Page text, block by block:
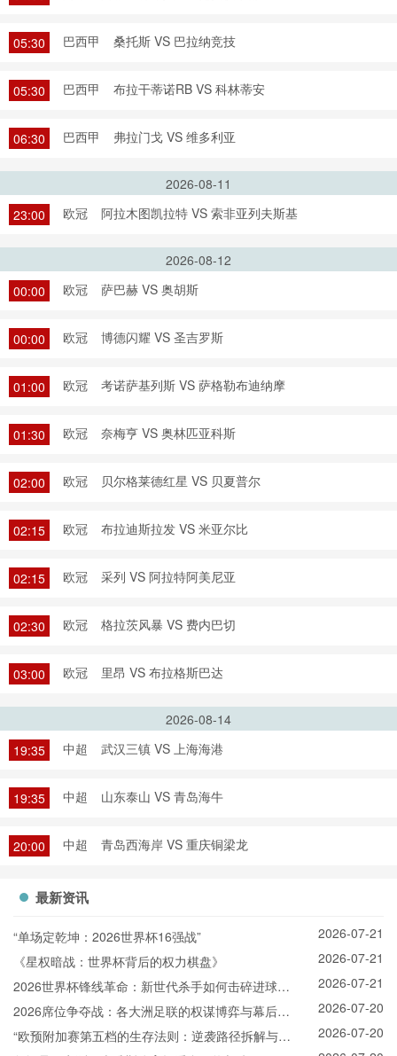
05:30 巴西甲 桑托斯 VS 巴拉纳竞技
05:30 巴西甲 布拉干蒂诺RB VS 科林蒂安
06:30 巴西甲 弗拉门戈 VS 维多利亚
2026-08-11
23:00
欧冠 阿拉木图凯拉特 VS 索非亚列夫斯基
2026-08-12
00:00
欧冠 萨巴赫 VS 奥胡斯
00:00 欧冠 博德闪耀 VS 圣吉罗斯
01:00 欧冠 考诺萨基列斯 VS 萨格勒布迪纳摩
01:30 欧冠 奈梅亨 VS 奥林匹亚科斯
02:00 欧冠 贝尔格莱德红星 VS 贝夏普尔
02:15 欧冠 布拉迪斯拉发 VS 米亚尔比
02:15 欧冠 采列 VS 阿拉特阿美尼亚
02:30 欧冠 格拉茨风暴 VS 费内巴切
03:00 欧冠 里昂 VS 布拉格斯巴达
2026-08-14
19:35
中超 武汉三镇 VS 上海海港
19:35 中超 山东泰山 VS 青岛海牛
20:00 中超 青岛西海岸 VS 重庆铜梁龙
最新资讯
“单场定乾坤：2026世界杯16强战”
2026-07-21
《星权暗战：世界杯背后的权力棋盘》
2026-07-21
2026世界杯锋线革命：新世代杀手如何击碎进球纪
录
2026-07-21
2026席位争夺战：各大洲足联的权谋博弈与幕后票
决
2026-07-20
“欧预附加赛第五档的生存法则：逆袭路径拆解与晋
2026-07-20